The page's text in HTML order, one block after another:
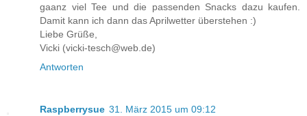
gaanz viel Tee und die passenden Snacks dazu kaufen.
Damit kann ich dann das Aprilwetter überstehen :)
Liebe Grüße,
Vicki (vicki-tesch@web.de)
Antworten
Raspberrysue 31. März 2015 um 09:12